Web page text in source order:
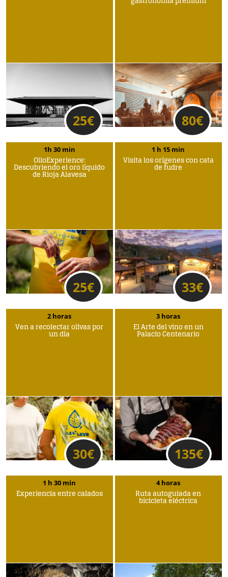
25€ 80€
3 horas
El Arte del vino en un
Palacio Centenario
135€
1 h 15 min
Visita los orígenes con cata
de fudre
33€
1 h 30 min
Experiencia entre calados
4 horas
Ruta autoguiada en
bicicleta eléctrica
2 horas
Ven a recolectar olivas por
un día
30€
1h 30 min
OlioExperience:
Descubriendo el oro líquido
de Rioja Alavesa
25€